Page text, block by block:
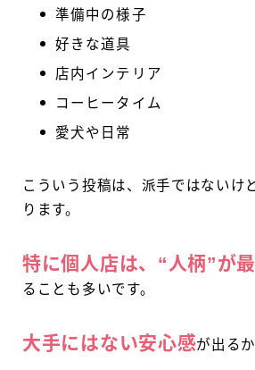
準備中の様子
好きな道具
店内インテリア
コーヒータイム
愛犬や日常
こういう投稿は、派手ではないけ
ります。
特に個人店は、“人柄”が
ることも多いです。
大手にはない安心感が出る